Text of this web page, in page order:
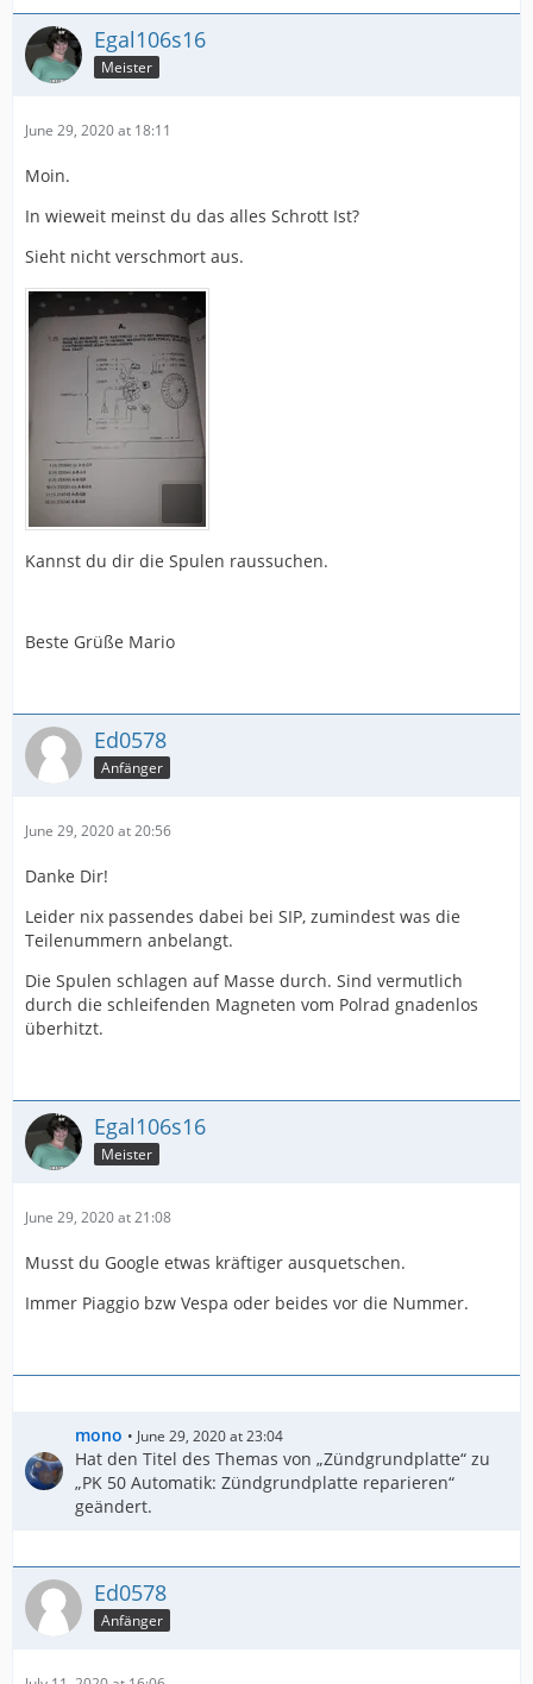
Egal106s16
Meister
June 29, 2020 at 18:11
Moin.
In wieweit meinst du das alles Schrott Ist?
Sieht nicht verschmort aus.
Kannst du dir die Spulen raussuchen.
Beste Grüße Mario
Ed0578
Anfänger
June 29, 2020 at 20:56
Danke Dir!
Leider nix passendes dabei bei SIP, zumindest was die
Teilenummern anbelangt.
Die Spulen schlagen auf Masse durch. Sind vermutlich
durch die schleifenden Magneten vom Polrad gnadenlos
überhitzt.
Egal106s16
Meister
June 29, 2020 at 21:08
Musst du Google etwas kräftiger ausquetschen.
Immer Piaggio bzw Vespa oder beides vor die Nummer.
mono June 29, 2020 at 23:04
Hat den Titel des Themas von „Zündgrundplatte“ zu
„PK 50 Automatik: Zündgrundplatte reparieren“
geändert.
Ed0578
Anfänger